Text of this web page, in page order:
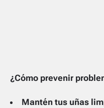
¿Cómo prevenir
Mantén tus uñas